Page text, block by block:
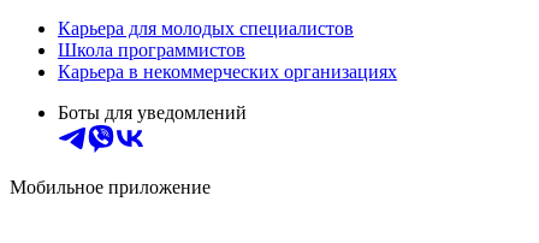
Карьера для молодых специалистов
Школа программистов
Карьера в некоммерческих организациях
Боты для уведомлений
Мобильное приложение